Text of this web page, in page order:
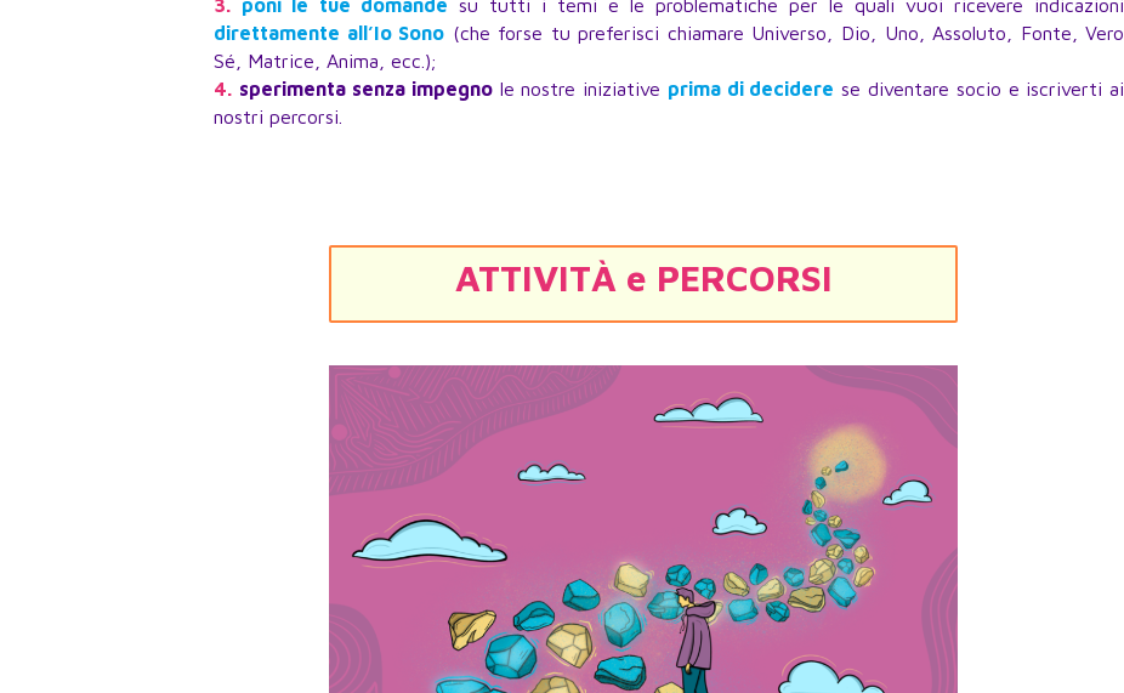
3. poni le tue domande su tutti i temi e le problematiche per le quali vuoi ricevere indicazioni
direttamente all’Io Sono (che forse tu preferisci chiamare Universo, Dio, Uno, Assoluto, Fonte, Vero
Sé, Matrice, Anima, ecc.);
4. sperimenta senza impegnole nostre iniziative prima di decidere se diventare socio e iscriverti ai
nostri percorsi.
ATTIVITÀ e PERCORSI